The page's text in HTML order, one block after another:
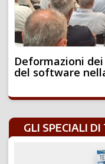
Deformazioni
del software
GLI SPECIALI